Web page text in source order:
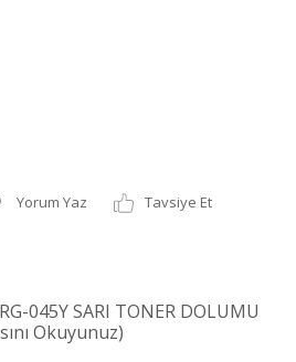
Yorum Yaz
Tavsiye Et
045Y SARI TONER DOLUMU
Okuyunuz)